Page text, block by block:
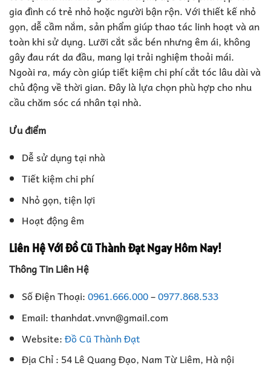
gia đình có trẻ nhỏ hoặc người bận rộn. Với thiết kế nhỏ
gọn, dễ cầm nắm, sản phẩm giúp thao tác linh hoạt và an
toàn khi sử dụng. Lưỡi cắt sắc bén nhưng êm ái, không
gây đau rát da đầu, mang lại trải nghiệm thoải mái.
Ngoài ra, máy còn giúp tiết kiệm chi phí cắt tóc lâu dài và
chủ động về thời gian. Đây là lựa chọn phù hợp cho nhu
cầu chăm sóc cá nhân tại nhà.
Ưu điểm
Dễ sử dụng tại nhà
Tiết kiệm chi phí
Nhỏ gọn, tiện lợi
Hoạt động êm
Liên Hệ Với Đồ Cũ Thành Đạt Ngay Hôm Nay!
Thông Tin Liên Hệ
Số Điện Thoại:0961.666.000–0977.868.533
Email: thanhdat.vnvn@gmail.com
Website:Đồ Cũ Thành Đạt
Địa Chỉ : 54 Lê Quang Đạo, Nam Từ Liêm, Hà nội